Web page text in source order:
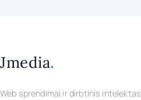
Jmedia.
Web sprendimai ir dirbtinis